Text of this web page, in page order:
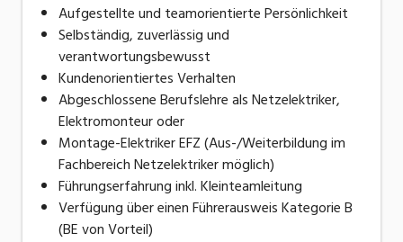
Aufgestellte und teamorientierte Persönlichkeit
Selbständig, zuverlässig und
verantwortungsbewusst
Kundenorientiertes Verhalten
Abgeschlossene Berufslehre als Netzelektriker,
Elektromonteur oder
Montage-Elektriker EFZ (Aus-/Weiterbildung im
Fachbereich Netzelektriker möglich)
Führungserfahrung inkl. Kleinteamleitung
Verfügung über einen Führerausweis Kategorie B
(BE von Vorteil)